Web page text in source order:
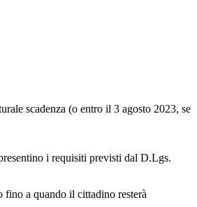
scadenza (o entro il 3 agosto 2023, se
i requisiti previsti dal D.Lgs.
a quando il cittadino resterà